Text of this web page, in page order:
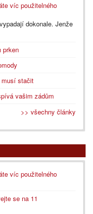
víc použitelného
dokonale. Jenže
prken
stačit
vašim zádům
>> všechny články
víc použitelného
se na 11